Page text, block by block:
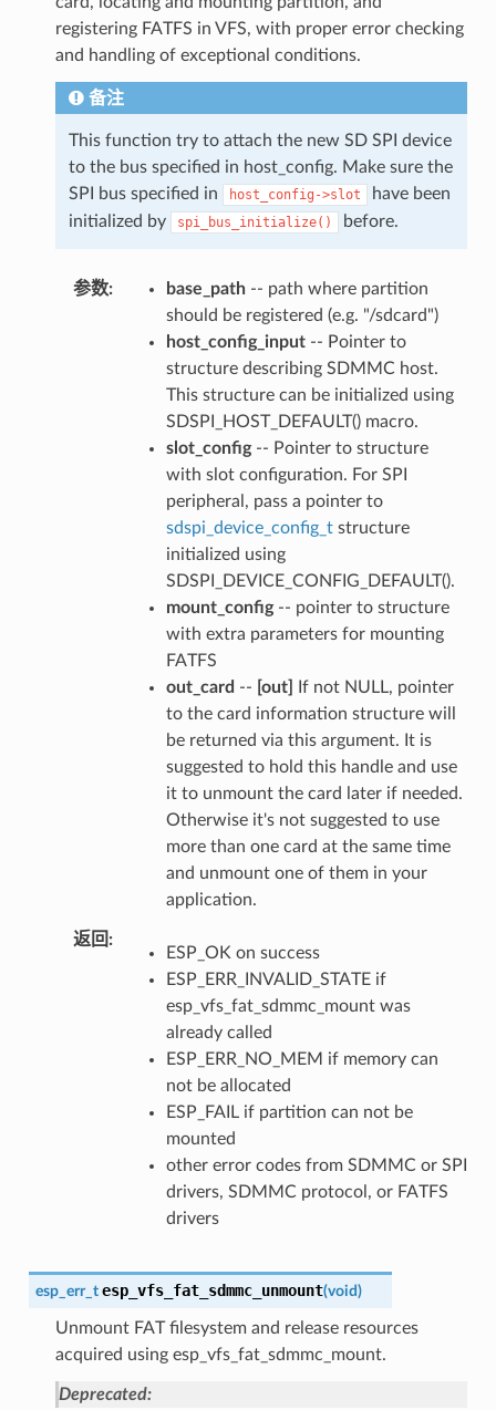
registering FATFS in VFS, with proper error checking
and handling of exceptional conditions.
备注
This function try to attach the new SD SPI device
to the bus specified in host_config. Make sure the
SPI bus specified in
host_config->slot
have been
initialized by
spi_bus_initialize() before.
参数 base_path-- path where partition
should be registered (e.g. "/sdcard")
host_config_input-- Pointer to
structure describing SDMMC host.
This structure can be initialized using
SDSPI_HOST_DEFAULT() macro.
slot_config-- Pointer to structure
with slot configuration. For SPI
peripheral, pass a pointer to
sdspi_device_config_tstructure
initialized using
SDSPI_DEVICE_CONFIG_DEFAULT().
mount_config-- pointer to structure
with extra parameters for mounting
FATFS
out_card -- [out]
If not NULL, pointer
to the card information structure will
be returned via this argument. It is
suggested to hold this handle and use
it to unmount the card later if needed.
Otherwise it's not suggested to use
more than one card at the same time
and unmount one of them in your
application.
返回
ESP_OK on success
ESP_ERR_INVALID_STATE if
esp_vfs_fat_sdmmc_mount was
already called
ESP_ERR_NO_MEM if memory can
not be allocated
ESP_FAIL if partition can not be
mounted
other error codes from SDMMC or SPI
drivers, SDMMC protocol, or FATFS
drivers
esp_err_t esp_vfs_fat_sdmmc_unmount(void)
Unmount FAT filesystem and release resources
acquired using esp_vfs_fat_sdmmc_mount.
Deprecated: